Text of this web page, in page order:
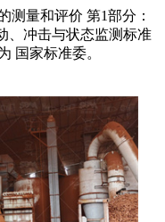
测量和评价 第1部分：
、冲击与状态监测标准
国家标准委。